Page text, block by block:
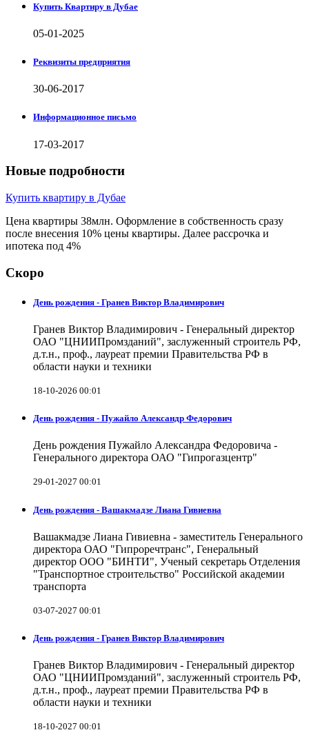
Купить Квартиру в Дубае
05-01-2025
Реквизиты предприятия
30-06-2017
Информационное письмо
17-03-2017
Новые подробности
Купить квартиру в Дубае
Цена квартиры 38млн. Оформление в собственность сразу
после внесения 10% цены квартиры. Далее рассрочка и
ипотека под 4%
Скоро
День рождения - Гранев Виктор Владимирович
Гранев Виктор Владимирович - Генеральный директор
ОАО "ЦНИИПромзданий", заслуженный строитель РФ,
д.т.н., проф., лауреат премии Правительства РФ в
области науки и техники
18-10-2026 00:01
День рождения - Пужайло Александр Федорович
День рождения Пужайло Александра Федоровича -
Генерального директора ОАО "Гипрогазцентр"
29-01-2027 00:01
День рождения - Вашакмадзе Лиана Гивиевна
Вашакмадзе Лиана Гивиевна - заместитель Генерального
директора ОАО "Гипроречтранс", Генеральный
директор ООО "БИНТИ", Ученый секретарь Отделения
"Транспортное строительство" Российской академии
транспорта
03-07-2027 00:01
День рождения - Гранев Виктор Владимирович
Гранев Виктор Владимирович - Генеральный директор
ОАО "ЦНИИПромзданий", заслуженный строитель РФ,
д.т.н., проф., лауреат премии Правительства РФ в
области науки и техники
18-10-2027 00:01